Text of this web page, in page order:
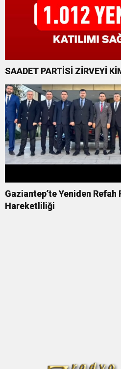
SAADET PARTİSİ ZİRVEYİ
Gaziantep’te Yeniden
Hareketliliği